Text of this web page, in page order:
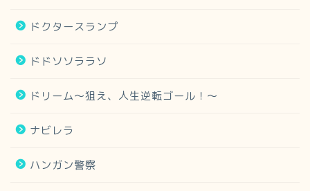
ドクタースランプ
ドドソソララソ
ドリーム～狙え、人生逆転ゴール！～
ナビレラ
ハンガン警察